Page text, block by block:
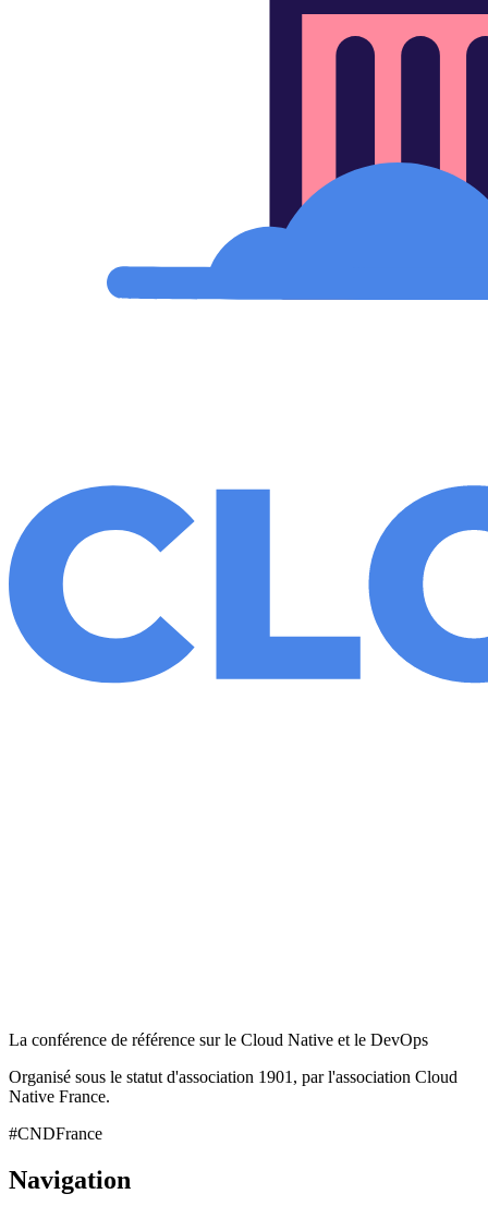
La conférence de référence sur le Cloud Native et le DevOps
Organisé sous le statut d'association 1901, par l'association Cloud
Native France.
#CNDFrance
Navigation